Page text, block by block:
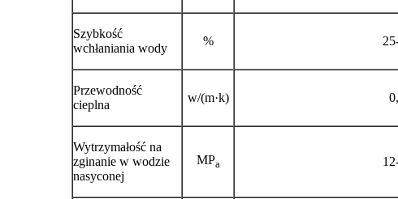
Szybkość
wchłaniania wody
%
Przewodność
cieplna
w/(m·k)
Wytrzymałość na
zginanie w wodzie
nasyconej
MPa